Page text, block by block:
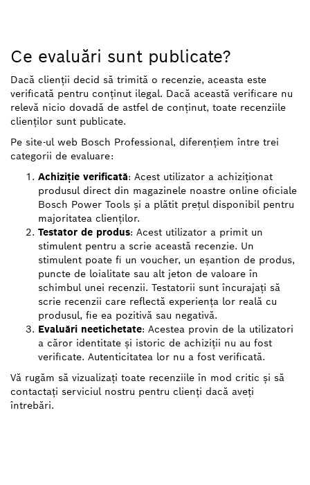
Ce evaluări sunt publicate?
Dacă clienții decid să trimită o recenzie, aceasta este
verificată pentru conținut ilegal. Dacă această verificare nu
relevă nicio dovadă de astfel de conținut, toate recenziile
clienților sunt publicate.
Pe site-ul web Bosch Professional, diferențiem între trei
categorii de evaluare:
Achiziție verificată: Acest utilizator a achiziționat
produsul direct din magazinele noastre online oficiale
Bosch Power Tools și a plătit prețul disponibil pentru
majoritatea clienților.
Testator de produs: Acest utilizator a primit un
stimulent pentru a scrie această recenzie. Un
stimulent poate fi un voucher, un eșantion de produs,
puncte de loialitate sau alt jeton de valoare în
schimbul unei recenzii. Testatorii sunt încurajați să
scrie recenzii care reflectă experiența lor reală cu
produsul, fie ea pozitivă sau negativă.
Evaluări neetichetate: Acestea provin de la utilizatori
a căror identitate și istoric de achiziții nu au fost
verificate. Autenticitatea lor nu a fost verificată.
Vă rugăm să vizualizați toate recenziile în mod critic și să
contactați serviciul nostru pentru clienți dacă aveți
întrebări.